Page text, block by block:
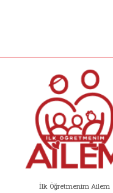
İlk Öğretmenim Ailem